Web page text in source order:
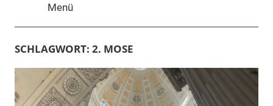
Menü
SCHLAGWORT: 2. MOSE